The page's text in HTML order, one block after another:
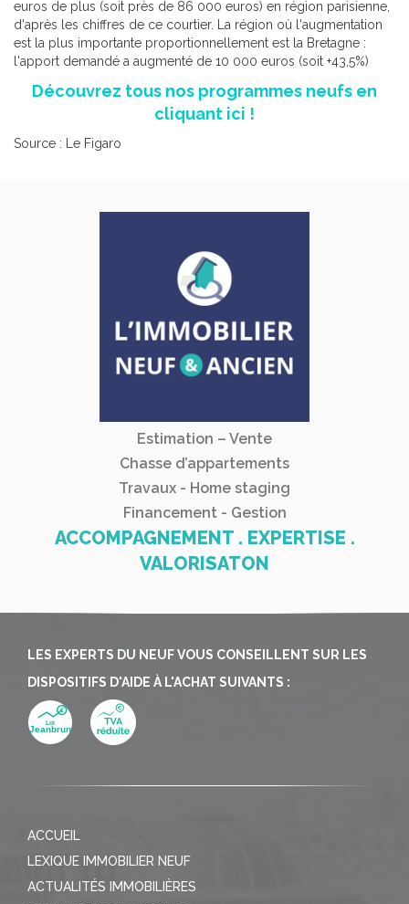
euros de plus (soit près de 86 000 euros) en région parisienne,
d'après les chiffres de ce courtier. La région où l'augmentation
est la plus importante proportionnellement est la Bretagne :
l'apport demandé a augmenté de 10 000 euros (soit +43,5%)
Découvrez tous nos programmes neufs en
cliquant ici !
Source : Le Figaro
Estimation – Vente
Chasse d’appartements
Travaux - Home staging
Financement - Gestion
ACCOMPAGNEMENT . EXPERTISE .
VALORISATON
LES EXPERTS DU NEUF VOUS CONSEILLENT SUR LES
DISPOSITIFS D'AIDE À L'ACHAT SUIVANTS :
ACCUEIL
LEXIQUE IMMOBILIER NEUF
ACTUALITÉS IMMOBILIÈRES